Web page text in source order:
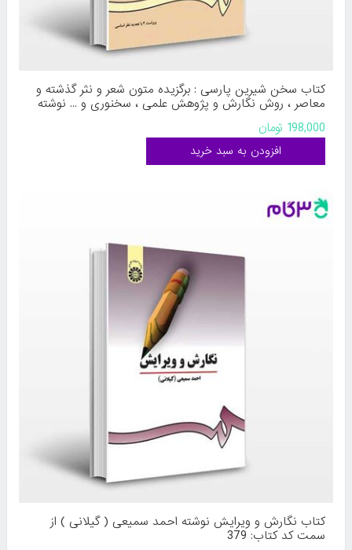
کتاب سخن شیرین پارسی : برگزیده متون شعر و نثر گذشته و
معاصر ، روش نگارش و پژوهش علمی ، سخنوری و ... نوشته
دکتر اکبر صیادکوه ، کاووس حسن‌ لی ، دکتر منیژه عبدالهی ،
احمد پارسا از سمت کد کتاب: 612
198,000 تومان
کتاب نگارش و ویرایش نوشته احمد سمیعی ( گیلانی ) از
سمت کد کتاب: 379